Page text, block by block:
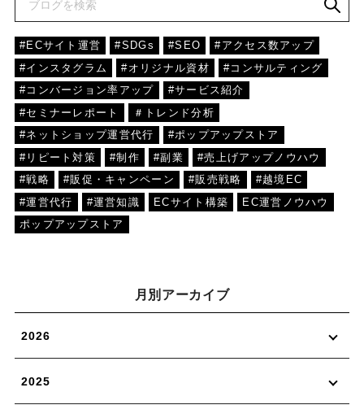
#ECサイト運営 #SDGs #SEO
#アクセス数アップ
#インスタグラム
#オリジナル資材
#コンサルティング
#コンバージョン率アップ
#サービス紹介
#セミナーレポート
＃トレンド分析
#ネットショップ運営代行
#ポップアップストア
#リピート対策
#制作 #副業
#売上げアップノウハウ
#戦略
#販促・キャンペーン #販売戦略
#越境EC
#運営代行
#運営知識 ECサイト構築
EC運営ノウハウ
ポップアップストア
月別アーカイブ
2026
2025